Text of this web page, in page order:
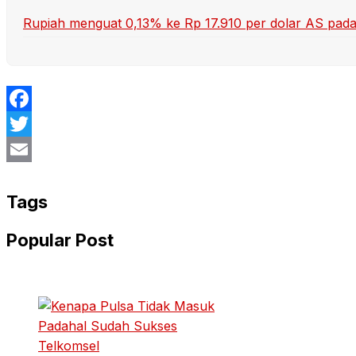
Rupiah menguat 0,13% ke Rp 17.910 per dolar AS
Facebook
Twitter
Tags
Popular Post